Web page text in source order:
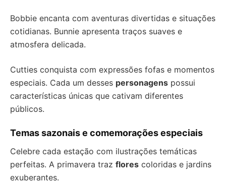
Bobbie encanta com aventuras divertidas e situações
cotidianas. Bunnie apresenta traços suaves e
atmosfera delicada.
Cutties conquista com expressões fofas e momentos
especiais. Cada um desses personagens possui
características únicas que cativam diferentes
públicos.
Temas sazonais e comemorações especiais
Celebre cada estação com ilustrações temáticas
perfeitas. A primavera traz flores coloridas e jardins
exuberantes.